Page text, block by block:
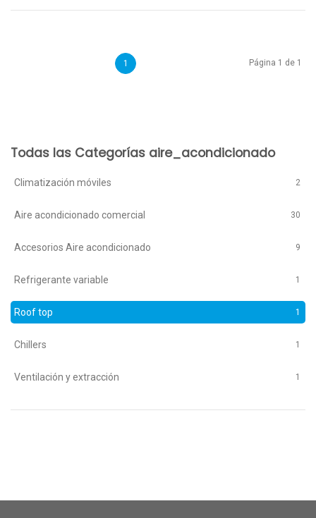
1 Página 1 de 1
Todas las Categorías aire_acondicionado
Climatización móviles 2
Aire acondicionado comercial 30
Accesorios Aire acondicionado 9
Refrigerante variable 1
Roof top 1
Chillers 1
Ventilación y extracción 1